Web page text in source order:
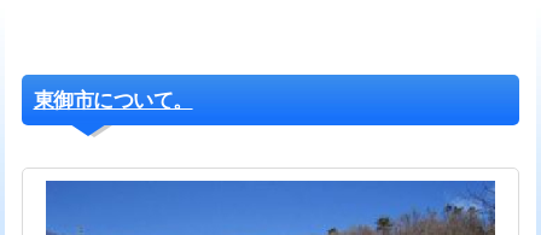
東御市について。